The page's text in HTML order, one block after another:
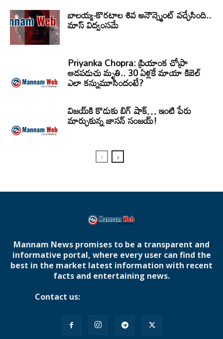
బాలయ్య-కొరటాల శివ అనౌన్స్మెంట్ వచ్చేసింది..
మాస్ విద్వంసమే
Priyanka Chopra: ప్రియాంక చోప్రా
ఆడపడుచు మృతి.. 30 ఏళ్లకే మాయా కిబెల్
ఎలా కన్నుమూసిందంటే?
విజయ్‌కి కొడుకు బిగ్ షాక్… ఇంటి పేరు
మార్చుకున్న జాసన్ సంజయ్!
Mannam News promises to be a transparent and
informative portal, where every user can find the
best in the market latest information with recent
facts and entertaining news.
Contact us: